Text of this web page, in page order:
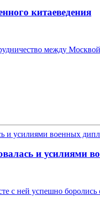
китаеведения
между
и усилиями
с ней успешно боролись